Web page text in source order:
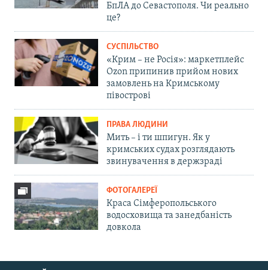
БпЛА до Севастополя. Чи реально
це?
СУСПІЛЬСТВО
«Крим – не Росія»: маркетплейс
Ozon припинив прийом нових
замовлень на Кримському
півострові
ПРАВА ЛЮДИНИ
Мить – і ти шпигун. Як у
кримських судах розглядають
звинувачення в держзраді
ФОТОГАЛЕРЕЇ
Краса Сімферопольського
водосховища та занедбаність
довкола